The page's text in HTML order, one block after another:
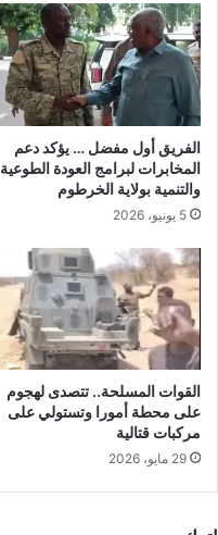
الفريق أول مفضل … يؤكد دعم
المخابرات لبرامج العودة الطوعية
والتنمية بولاية الخرطوم
5 يونيو، 2026
القوات المسلحة.. تتصدى لهجوم
على محطة أمورا وتستولي على
مركبات قتالية
29 مايو، 2026